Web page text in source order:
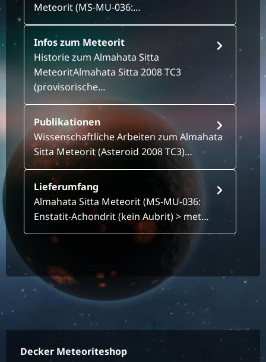
Meteorit (MS-MU-036:…
Infos zum Meteorit
Historie zum Almahata Sitta
MeteoritAlmahata Sitta 2008 TC3
(provisorische…
Publikationen
Wissenschaftliche Arbeiten zum Almahata
Sitta Meteorit (Asteroid 2008 TC3)…
Lieferumfang
Almahata Sitta Meteorit (MS-MU-036:
Enstatit-Achondrit (kein Aubrit) > met…
Decker Meteoriteshop